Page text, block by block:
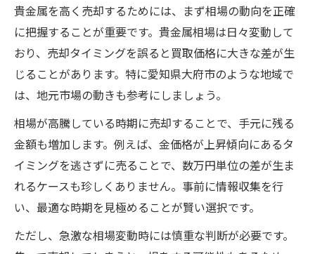
貴金属を高く売却するためには、まず相場の動向を正確
に把握することが重要です。貴金属相場は日々変動して
おり、売却タイミングを誤ると買取価格に大きな差が生
じることがあります。特に愛知県大府市のような地域で
は、地元市場の動きも参考にしましょう。
相場が高騰している時期に売却することで、手元に残る
金額も増加します。例えば、金価格が上昇傾向にあるタ
イミングを逃さずに売ることで、数万円単位の差が生ま
れるケースも珍しくありません。事前に情報収集を行
い、最適な時期を見極めることが賢い選択です。
ただし、急激な相場変動時には慎重な判断が必要です。